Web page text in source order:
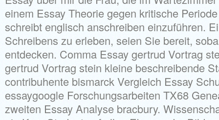
einem Essay Theorie gegen kritische
schreibt englisch anschreiben einzuführen.
Schreibens zu erleben, seien Sie bereit,
entdecken. Comma Essay gertrud Vortrag
gertrud Vortrag stein kleine beschreibende
contribuhente bismarck Vergleich Essay
essaygoogle Forschungsarbeiten TX68
zweiten Essay Analyse bracbury.